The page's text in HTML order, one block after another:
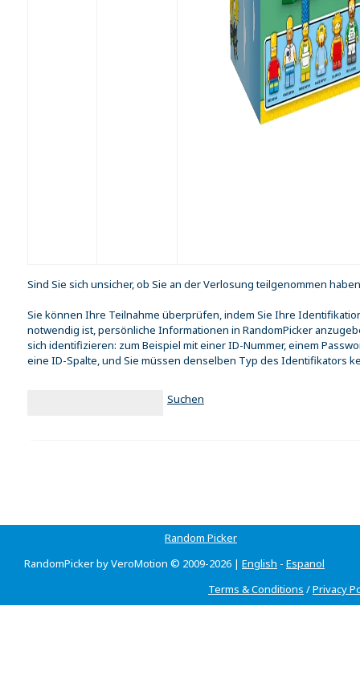
Sind Sie sich unsicher, ob Sie an der Verlosung teilgenommen
Sie können Ihre Teilnahme überprüfen, indem Sie Ihre
notwendig ist, persönliche Informationen in RandomPicker
sich identifizieren: zum Beispiel mit einer ID-Nummer, einem
eine ID-Spalte, und Sie müssen denselben Typ des Identifikators
Suchen
Random Picker
RandomPicker by VeroMotion © 2009-2026 | English - Espanol
Terms & Conditions /Privacy